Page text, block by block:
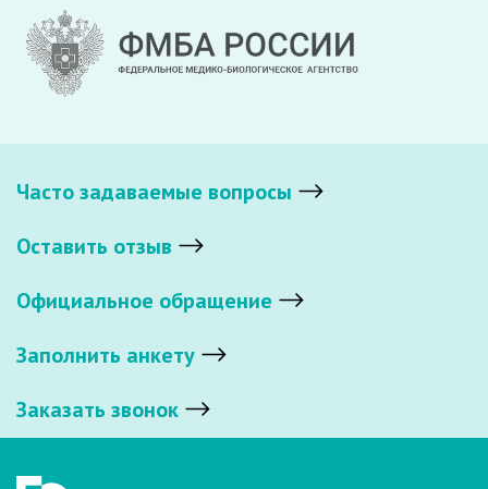
Часто задаваемые вопросы
Оставить отзыв
Официальное обращение
Заполнить анкету
Заказать звонок